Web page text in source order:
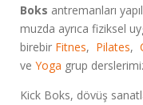
Boks antremanları
muzda ayrıca fiziksel
birebir Fitnes, Pilates,
ve Yoga grup
Kick Boks, dövüş